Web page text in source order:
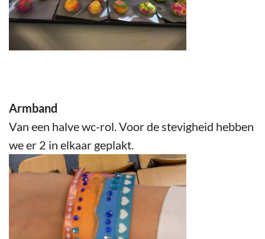
Armband
Van een halve wc-rol. Voor de stevigheid hebben
we er 2 in elkaar geplakt.